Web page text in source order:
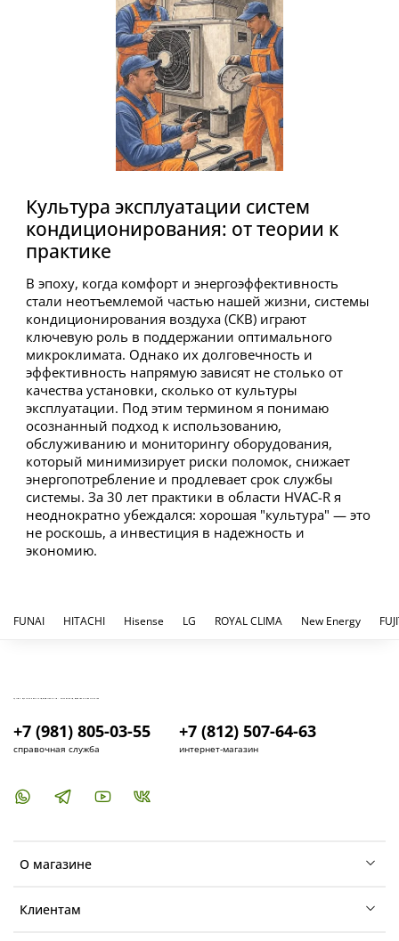
Культура эксплуатации систем
кондиционирования: от теории к
практике
В эпоху, когда комфорт и энергоэффективность
стали неотъемлемой частью нашей жизни, системы
кондиционирования воздуха (СКВ) играют
ключевую роль в поддержании оптимального
микроклимата. Однако их долговечность и
эффективность напрямую зависят не столько от
качества установки, сколько от культуры
эксплуатации. Под этим термином я понимаю
осознанный подход к использованию,
обслуживанию и мониторингу оборудования,
который минимизирует риски поломок, снижает
энергопотребление и продлевает срок службы
системы. За 30 лет практики в области HVAC-R я
неоднократно убеждался: хорошая "культура" — это
не роскошь, а инвестиция в надежность и
экономию.
FUNAI HITACHI Hisense LG ROYAL CLIMA New Energy
О магазине
Клиентам
+7 (981) 805-03-55
справочная служба
+7 (812) 507-64-63
интернет-магазин